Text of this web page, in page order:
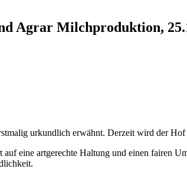
Agrar Milchproduktion,
urkundlich erwähnt. Derzeit wird der
eine artgerechte Haltung und einen fairen